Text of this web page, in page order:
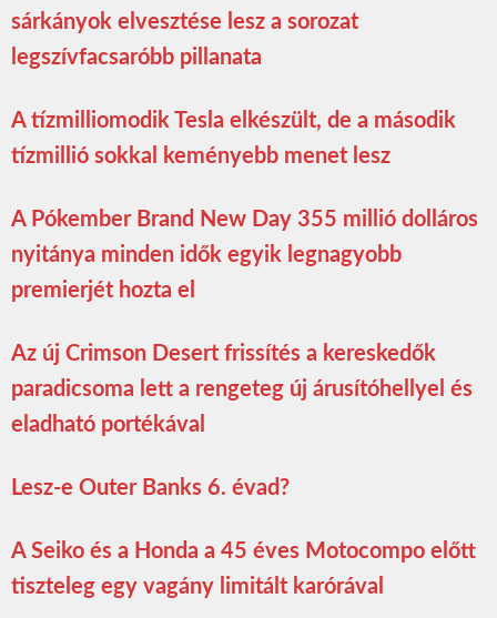
sárkányok elvesztése lesz a sorozat
legszívfacsaróbb pillanata
A tízmilliomodik Tesla elkészült, de a második
tízmillió sokkal keményebb menet lesz
A Pókember Brand New Day 355 millió dolláros
nyitánya minden idők egyik legnagyobb
premierjét hozta el
Az új Crimson Desert frissítés a kereskedők
paradicsoma lett a rengeteg új árusítóhellyel és
eladható portékával
Lesz-e Outer Banks 6. évad?
A Seiko és a Honda a 45 éves Motocompo előtt
tiszteleg egy vagány limitált karórával